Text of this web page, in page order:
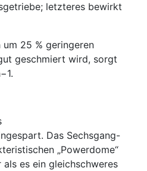
letzteres bewirkt
25 % geringeren
geschmiert wird, sorgt
Das Sechsgang-
„Powerdome“
es ein gleichschweres